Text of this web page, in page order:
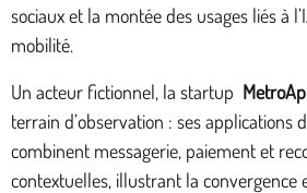
sociaux et la montée des usages liés à
mobilité.
Un acteur fictionnel, la startup
terrain d’observation : ses applications
combinent messagerie, paiement et
contextuelles, illustrant la convergence